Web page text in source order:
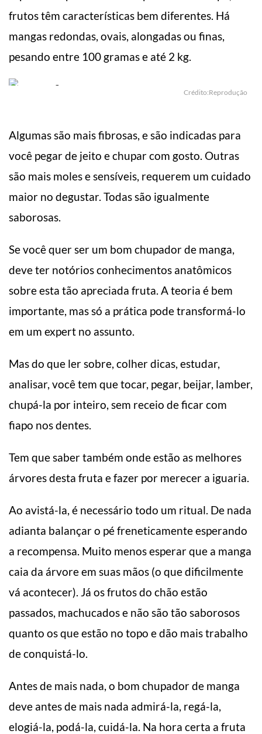
frutos têm características bem diferentes. Há
mangas redondas, ovais, alongadas ou finas,
pesando entre 100 gramas e até 2 kg.
Crédito:Reprodução
Algumas são mais fibrosas, e são indicadas para
você pegar de jeito e chupar com gosto. Outras
são mais moles e sensíveis, requerem um cuidado
maior no degustar. Todas são igualmente
saborosas.
Se você quer ser um bom chupador de manga,
deve ter notórios conhecimentos anatômicos
sobre esta tão apreciada fruta. A teoria é bem
importante, mas só a prática pode transformá-lo
em um expert no assunto.
Mas do que ler sobre, colher dicas, estudar,
analisar, você tem que tocar, pegar, beijar, lamber,
chupá-la por inteiro, sem receio de ficar com
fiapo nos dentes.
Tem que saber também onde estão as melhores
árvores desta fruta e fazer por merecer a iguaria.
Ao avistá-la, é necessário todo um ritual. De nada
adianta balançar o pé freneticamente esperando
a recompensa. Muito menos esperar que a manga
caia da árvore em suas mãos (o que dificilmente
vá acontecer). Já os frutos do chão estão
passados, machucados e não são tão saborosos
quanto os que estão no topo e dão mais trabalho
de conquistá-lo.
Antes de mais nada, o bom chupador de manga
deve antes de mais nada admirá-la, regá-la,
elogiá-la, podá-la, cuidá-la. Na hora certa a fruta